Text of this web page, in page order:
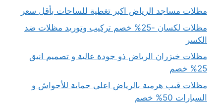
مظلات مساجد الرياض اكبر تغطية للساحات بأقل سعر
مظلات لكسان -25% خصم تركيب وتوريد مظلات ضد
الكسر
مظلات خيزران الرياض ذو جودة عالية و تصميم انيق
25% خصم
مظلات قبب هرمية بالرياض اعلى حماية للأحواش و
السيارات 50% خصم